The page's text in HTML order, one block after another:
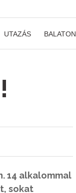
UTAZÁS BALATON
14 alkalommal
sokat